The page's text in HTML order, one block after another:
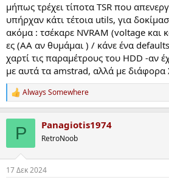
μήπως τρέχει τίποτα TSR που
υπήρχαν κάτι τέτοια utils, για
ακόμα : τσέκαρε NVRAM (voltage και
ες (ΑΑ αν θυμάμαι ) / κάνε ένα
χαρτί τις παραμέτρους του HDD -αν
με αυτά τα amstrad, αλλά με
R
e
s
Always Somewhere
P Panagiotis1974
RetroNoob
17 Δεκ 2024